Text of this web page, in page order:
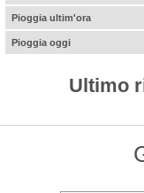
Pioggia ultim'ora
Pioggia oggi
Ultimo